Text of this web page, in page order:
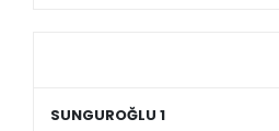
SUNGUROĞLU 1